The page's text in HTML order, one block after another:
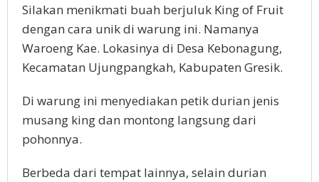
Silakan menikmati buah berjuluk King of Fruit
dengan cara unik di warung ini. Namanya
Waroeng Kae. Lokasinya di Desa Kebonagung,
Kecamatan Ujungpangkah, Kabupaten Gresik.
Di warung ini menyediakan petik durian jenis
musang king dan montong langsung dari
pohonnya.
Berbeda dari tempat lainnya, selain durian